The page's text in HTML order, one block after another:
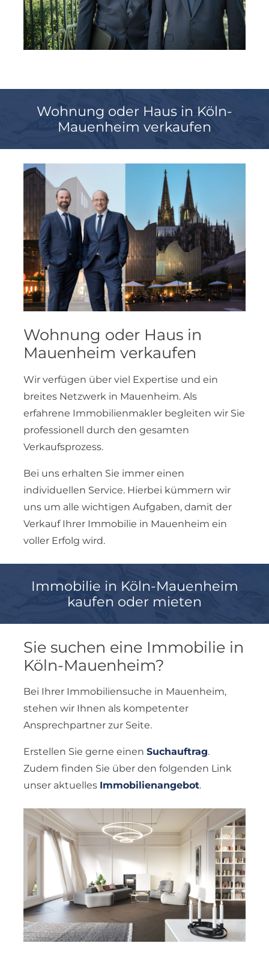
Wohnung oder Haus in Köln-
Mauenheim verkaufen
Wohnung oder Haus in
Mauenheim verkaufen
Wir verfügen über viel Expertise und ein
breites Netzwerk in Mauenheim. Als
erfahrene Immobilienmakler begleiten wir Sie
professionell durch den gesamten
Verkaufsprozess.
Bei uns erhalten Sie immer einen
individuellen Service. Hierbei kümmern wir
uns um alle wichtigen Aufgaben, damit der
Verkauf Ihrer Immobilie in Mauenheim ein
voller Erfolg wird.
Immobilie in Köln-Mauenheim
kaufen oder mieten
Sie suchen eine Immobilie in
Köln-Mauenheim?
Bei Ihrer Immobiliensuche in Mauenheim,
stehen wir Ihnen als kompetenter
Ansprechpartner zur Seite.
Erstellen Sie gerne einen Suchauftrag.
Zudem finden Sie über den folgenden Link
unser aktuelles Immobilienangebot.